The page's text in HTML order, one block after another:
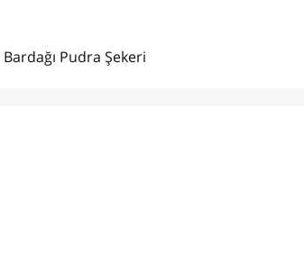
Bardağı Pudra Şekeri